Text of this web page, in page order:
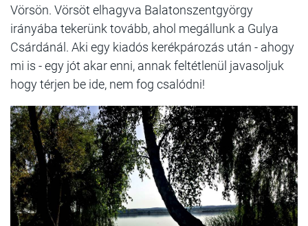
Vörsön. Vörsöt elhagyva Balatonszentgyörgy
irányába tekerünk tovább, ahol megállunk a Gulya
Csárdánál. Aki egy kiadós kerékpározás után - ahogy
mi is - egy jót akar enni, annak feltétlenül javasoljuk
hogy térjen be ide, nem fog csalódni!